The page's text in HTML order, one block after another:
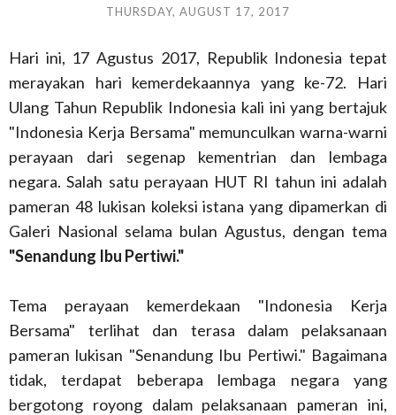
THURSDAY, AUGUST 17, 2017
Hari ini, 17 Agustus 2017, Republik Indonesia tepat
merayakan hari kemerdekaannya yang ke-72. Hari
Ulang Tahun Republik Indonesia kali ini yang bertajuk
"Indonesia Kerja Bersama" memunculkan warna-warni
perayaan dari segenap kementrian dan lembaga
negara. Salah satu perayaan HUT RI tahun ini adalah
pameran 48 lukisan koleksi istana yang dipamerkan di
Galeri Nasional selama bulan Agustus, dengan tema
"Senandung Ibu Pertiwi."
Tema perayaan kemerdekaan "Indonesia Kerja
Bersama" terlihat dan terasa dalam pelaksanaan
pameran lukisan "Senandung Ibu Pertiwi." Bagaimana
tidak, terdapat beberapa lembaga negara yang
bergotong royong dalam pelaksanaan pameran ini,